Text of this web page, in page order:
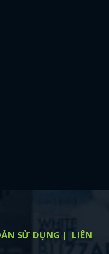
SỬ DỤNG
LIÊN